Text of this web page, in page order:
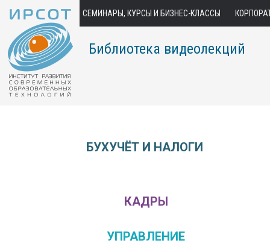
СЕМИНАРЫ, КУРСЫ И БИЗНЕС-КЛАССЫ
Библиотека видеолекций
БУХУЧЁТ И НАЛОГИ
КАДРЫ
УПРАВЛЕНИЕ